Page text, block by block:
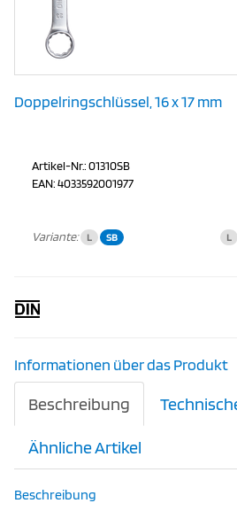
Doppelringschlüssel, 16 x 17 mm
Artikel-Nr.: 01310SB
EAN: 4033592001977
Variante: L SB L
Informationen über das Produkt
Beschreibung
Ähnliche Artikel
Beschreibung